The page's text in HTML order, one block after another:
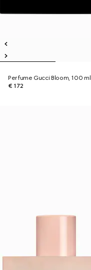
Perfume Gucci Bloom, 100 ml
€ 172